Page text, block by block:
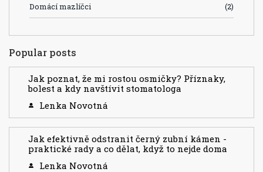
Domácí mazlíčci (2)
Popular posts
Jak poznat, že mi rostou osmičky? Příznaky,
bolest a kdy navštívit stomatologa
Lenka Novotná
Jak efektivně odstranit černý zubní kámen -
praktické rady a co dělat, když to nejde doma
Lenka Novotná